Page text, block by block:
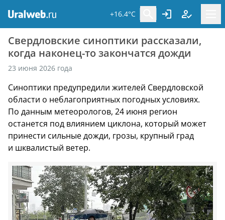
+16.4°C
Свердловские синоптики рассказали,
когда наконец-то закончатся дожди
23 июня 2026 года
Синоптики предупредили жителей Свердловской
области о неблагоприятных погодных условиях.
По данным метеорологов, 24 июня регион
останется под влиянием циклона, который может
принести сильные дожди, грозы, крупный град
и шквалистый ветер.